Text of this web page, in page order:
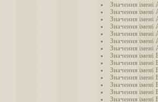
Значення імені
Значення імені
Значення імені
Значення імені
Значення імені
Значення імені
Значення імені
Значення імені
Значення імені
Значення імені
Значення імені
Значення імені
Значення імені
Значення імені